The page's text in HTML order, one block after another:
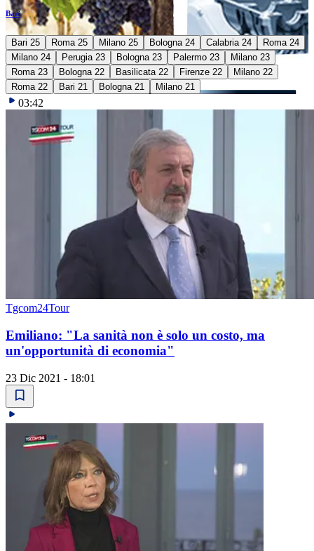
Bari
Bari 25 Roma 25 Milano 25 Bologna 24 Calabria 24
Roma 24
Milano 24
Perugia 23 Bologna 23 Palermo 23
Milano 23
Roma 23
Bologna 22 Basilicata 22 Firenze 22
Milano 22
Roma 22
Bari 21 Bologna 21 Milano 21
03:42
Tgcom24Tour
Emiliano: "La sanità non è solo un costo, ma
un'opportunità di economia"
23 Dic 2021 - 18:01